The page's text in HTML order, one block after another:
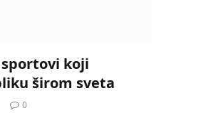
koji
širom sveta
0